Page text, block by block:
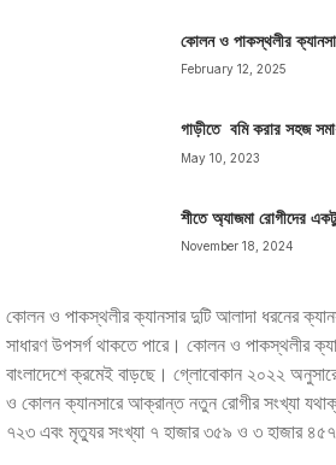
কোলন ও পাকস্থলীর
February 12, 2025
গাড়ীতে বমি করার সহজ
May 10, 2023
শীতে অ্যাজমা রোগীদের
November 18, 2024
কোলন ও পাকস্থলীর ক্যানসার দুটি আলাদা ধরনের
সাধারণ উপসর্গ থাকতে পারে। কোলন ও পাকস্থলীর
বাংলাদেশে ক্রমেই বাড়ছে। গ্লোবোকান ২০২২
ও কোলন ক্যানসারে আক্রান্ত নতুন রোগীর সংখ্যা
৭২৩ এবং মৃত্যুর সংখ্যা ৭ হাজার ৩৫৯ ও ৩ হাজার